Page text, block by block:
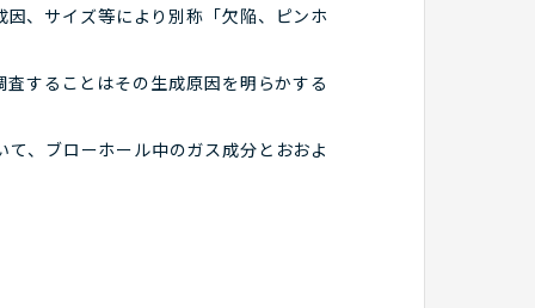
、サイズ等により別称「欠陥、ピンホ
することはその生成原因を明らかする
、ブローホール中のガス成分とおおよ